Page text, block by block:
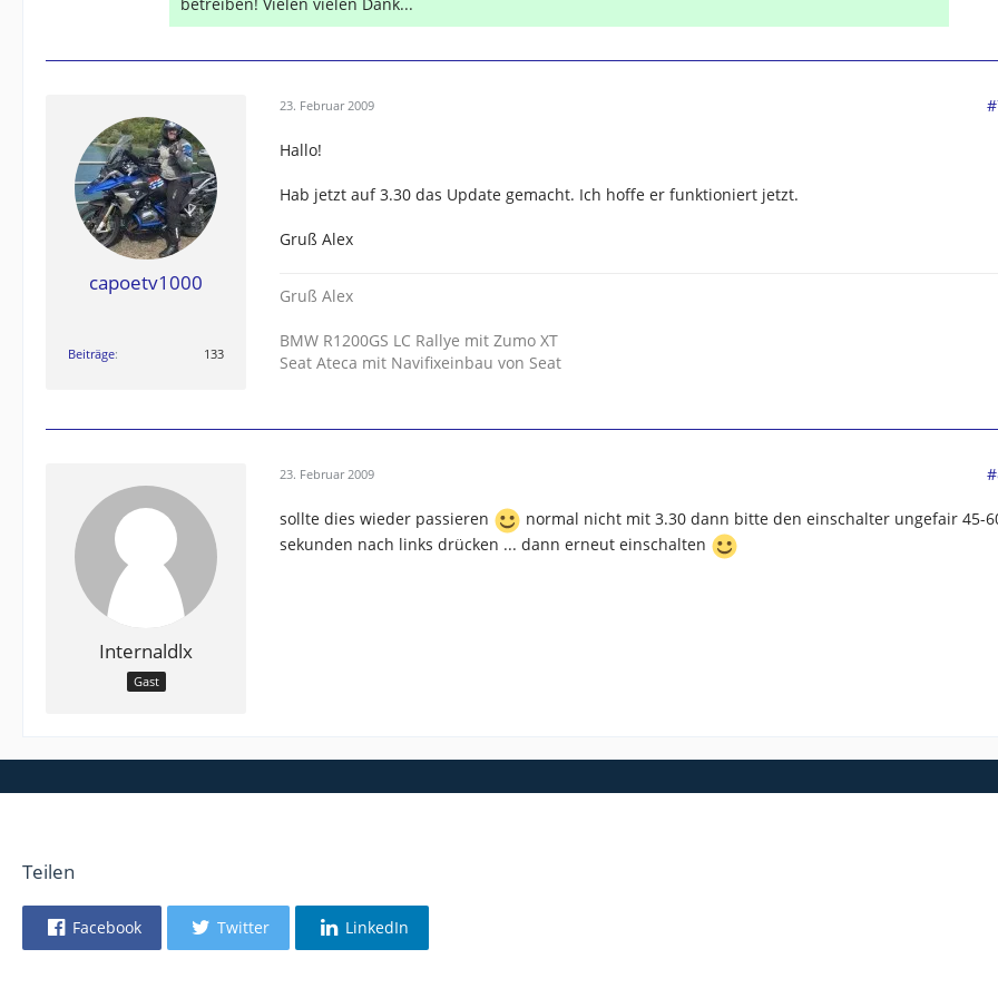
capoetv1000
Beiträge 133
23. Februar 2009
Hallo!
Hab jetzt auf 3.30 das Update gemacht. Ich hoffe er funktioniert jetzt.
Gruß Alex
Gruß Alex
BMW R1200GS LC Rallye mit Zumo XT
Seat Ateca mit Navifixeinbau von Seat
Internaldlx
Gast
23. Februar 2009
sollte dies wieder passieren
normal nicht mit 3.30 dann bitte den einschalter ungefair 45-
sekunden nach links drücken ... dann erneut einschalten
Teilen
Facebook Twitter LinkedIn